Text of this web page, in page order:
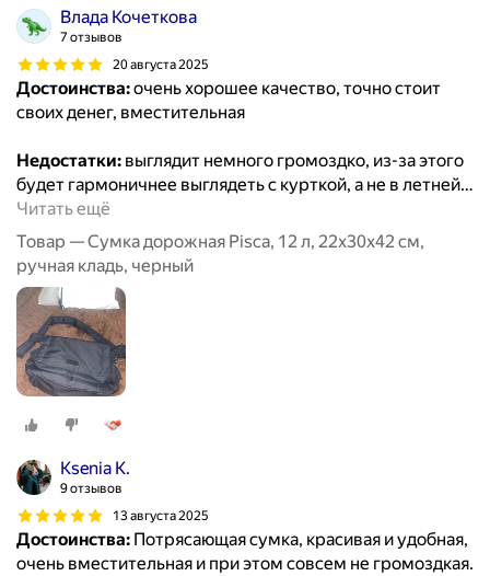
Влада Кочеткова
7 отзывов
20 августа 2025
Достоинства:очень хорошее качество, точно стоит
своих денег, вместительная
Недостатки: выглядит немного громоздко, из-за этого
будет гармоничнее выглядеть с курткой, а не в летней…
Читать ещё
Товар — Сумка дорожная Pisca, 12 л, 22х30х42 см,
ручная кладь, черный
Ksenia K.
9 отзывов
13 августа 2025
Достоинства: Потрясающая сумка, красивая и удобная,
очень вместительная и при этом совсем не громоздкая.